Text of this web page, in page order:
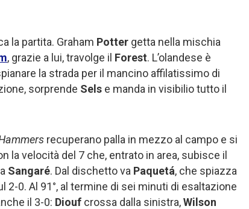
la partita. Graham Potter getta nella mischia
, grazie a lui, travolge il Forest. L’olandese è
la strada per il mancino affilatissimo di
sorprende Sels e manda in visibilio tutto il
recuperano palla in mezzo al campo e si
la velocità del 7 che, entrato in area, subisce il
Sangaré. Dal dischetto va Paquetá, che spiazza
2-0. Al 91°, al termine di sei minuti di esaltazione
il 3-0: Diouf crossa dalla sinistra,Wilson